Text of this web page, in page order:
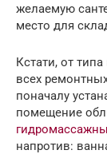
желаемую
место для
Кстати, от
всех
поначалу
помещение
напротив: